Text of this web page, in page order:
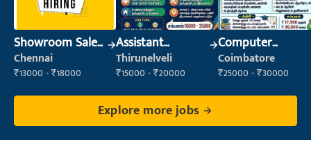
Showroom Sales
Executive (Retail
Sales)
Chennai
₹13000 - ₹18000
Assistant
Manager
Thirunelveli
₹15000 - ₹20000
Computer
Operator
Coimbatore
₹25000 - ₹30000
Explore more jobs